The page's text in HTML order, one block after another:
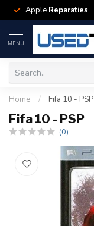
Apple Reparaties
MENU
Home / Fifa 10 - PSP
Fifa 10 - PSP
(0)